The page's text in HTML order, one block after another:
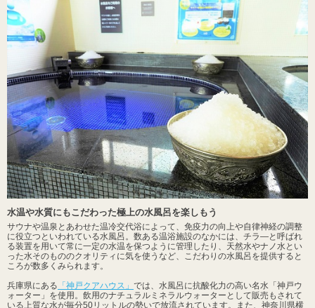
水温や水質にもこだわった極上の水風呂を楽しもう
サウナや温泉とあわせた温冷交代浴によって、免疫力の向上や自律神経の調整
に役立つといわれている水風呂。数ある温浴施設のなかには、チラ―と呼ばれ
る装置を用いて常に一定の水温を保つように管理したり、天然水やナノ水とい
った水そのもののクオリティに気を使うなど、こだわりの水風呂を提供すると
ころが数多くみられます。
兵庫県にある 「神戸クアハウス」 では、水風呂に抗酸化力の高い名水「神戸ウ
ォーター」を使用。飲用のナチュラルミネラルウォーターとして販売もされて
いる上質な水が毎分50リットルの勢いで放流されています。また、神奈川県横